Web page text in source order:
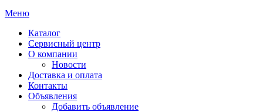
Меню
Каталог
Сервисный центр
О компании
Новости
Доставка и оплата
Контакты
Объявления
Добавить объявление